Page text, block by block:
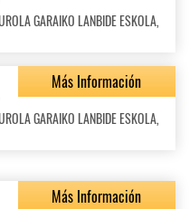
GARAIKO LANBIDE ESKOLA,
Más Información
GARAIKO LANBIDE ESKOLA,
Más Información